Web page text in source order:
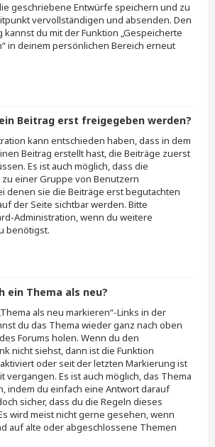
geschriebene Entwürfe speichern und zu
vervollständigen und absenden. Den
du mit der Funktion „Gespeicherte
in deinem persönlichen Bereich erneut
Beitrag erst freigegeben werden?
kann entschieden haben, dass in dem
Beitrag erstellt hast, die Beiträge zuerst
Es ist auch möglich, dass die
einer Gruppe von Benutzern
denen sie die Beiträge erst begutachten
der Seite sichtbar werden. Bitte
Administration, wenn du weitere
benötigst.
ein Thema als neu?
als neu markieren“-Links in der
du das Thema wieder ganz nach oben
Forums holen. Wenn du den
nicht siehst, dann ist die Funktion
oder seit der letzten Markierung ist
vergangen. Es ist auch möglich, das Thema
indem du einfach eine Antwort darauf
sicher, dass du die Regeln dieses
wird meist nicht gerne gesehen, wenn
auf alte oder abgeschlossene Themen